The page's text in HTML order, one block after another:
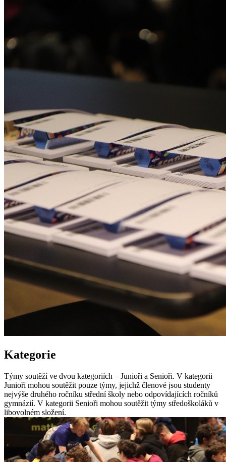
Kategorie
Týmy soutěží ve dvou kategoriích – Junioři a Senioři. V kategorii
Junioři mohou soutěžit pouze týmy, jejichž členové jsou studenty
nejvýše druhého ročníku střední školy nebo odpovídajících ročníků
gymnázií. V kategorii Senioři mohou soutěžit týmy středoškoláků v
libovolném složení.